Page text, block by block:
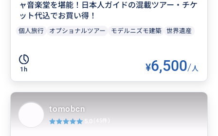
ャ音楽堂を堪能！日本人ガイドの混載ツアー・チケ
ット代込でお買い得！
個人旅行 オプショナルツアー モデルニズモ建築 世界遺産
1h ¥6,500/人
tomobcn
5.0 (45件)